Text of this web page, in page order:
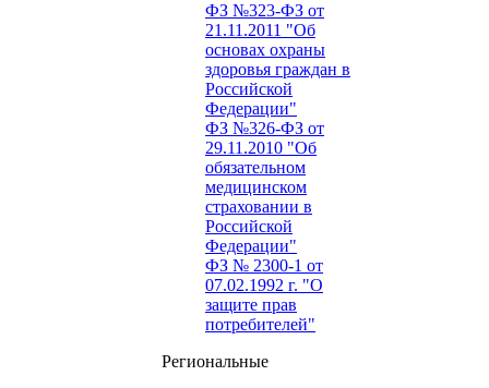
ФЗ №323-ФЗ от
21.11.2011 "Об
основах охраны
здоровья граждан в
Российской
Федерации"
ФЗ №326-ФЗ от
29.11.2010 "Об
обязательном
медицинском
страховании в
Российской
Федерации"
ФЗ № 2300-1 от
07.02.1992 г. "О
защите прав
потребителей"
Региональные